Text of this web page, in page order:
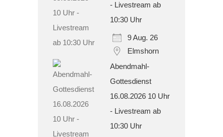
- Livestream ab
10:30 Uhr
9 Aug. 26
Elmshorn
Abendmahl-
Gottesdienst
16.08.2026 10 Uhr
- Livestream ab
10:30 Uhr